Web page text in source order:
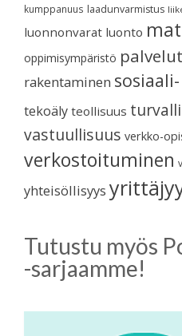
kumppanuus laadunvarmistus
luonnonvarat luonto
oppimisympäristö
rakentaminen
tekoäly teollisuus
vastuullisuus verkko-
verkostoituminen
yhteisöllisyys
Tutustu myös
-sarjaamme!